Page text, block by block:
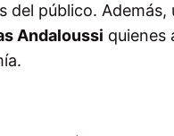
del público.
Andaloussi quienes